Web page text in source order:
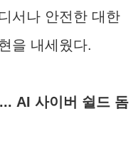
서나 안전한 대한
을 내세웠다.
AI 사이버 쉴드 돔